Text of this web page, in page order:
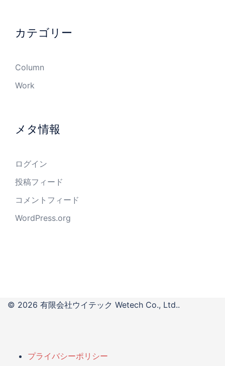
カテゴリー
Column
Work
メタ情報
ログイン
投稿フィード
コメントフィード
WordPress.org
© 2026 有限会社ウイテック Wetech Co., Ltd..
プライバシーポリシー